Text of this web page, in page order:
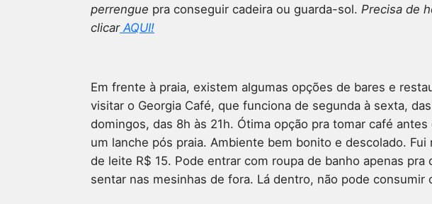
perrengue pra conseguir cadeira ou guarda-sol. Precisa de
clicarAQUI!
Em frente à praia, existem algumas opções de bares e
visitar o Georgia Café, que funciona de segunda à sexta,
domingos, das 8h às 21h. Ótima opção pra tomar café
um lanche pós praia. Ambiente bem bonito e descolado.
de leite R$ 15. Pode entrar com roupa de banho apenas pra
sentar nas mesinhas de fora. Lá dentro, não pode consumir